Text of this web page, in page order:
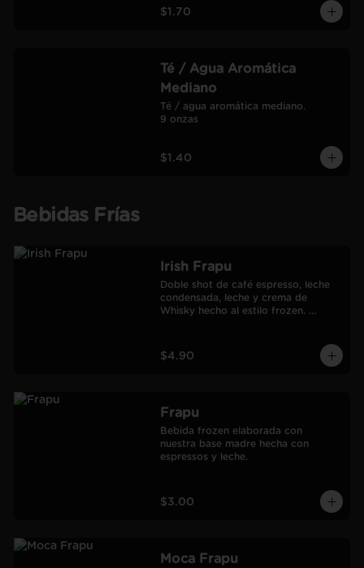
$1.70
Té / Agua Aromática
Mediano
Té / agua aromática mediano.
9 onzas
$1.40
Bebidas Frías
Irish Frapu
Doble shot de café espresso, leche
condensada, leche y crema de
Whisky hecho al estilo frozen.
$4.90
Frapu
Bebida frozen elaborada con
nuestra base madre hecha con
espressos y leche.
$3.00
Moca Frapu